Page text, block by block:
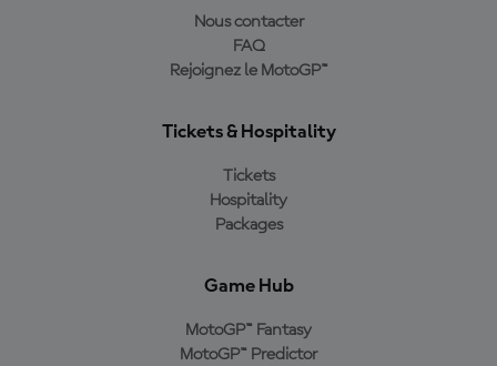
Nous contacter
FAQ
Rejoignez le MotoGP™
Tickets & Hospitality
Tickets
Hospitality
Packages
Game Hub
MotoGP™ Fantasy
MotoGP™ Predictor